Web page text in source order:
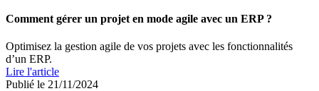
Comment gérer un projet en mode agile avec un ERP ?
Optimisez la gestion agile de vos projets avec les fonctionnalités
d’un ERP.
Lire l'article
Publié le 21/11/2024